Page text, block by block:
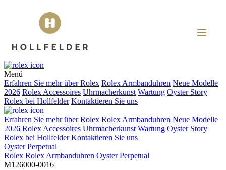
Menü
Erfahren Sie mehr überRolex Rolex Armbanduhren Neue Modelle
2026 Rolex Accessoires Uhrmacherkunst Wartung Oyster Story
Rolex bei Hollfelder Kontaktieren Sie uns
Erfahren Sie mehr überRolex Rolex Armbanduhren Neue Modelle
2026 Rolex Accessoires Uhrmacherkunst Wartung Oyster Story
Rolex bei Hollfelder Kontaktieren Sie uns
Oyster Perpetual
Rolex Rolex Armbanduhren Oyster Perpetual
M126000-0016